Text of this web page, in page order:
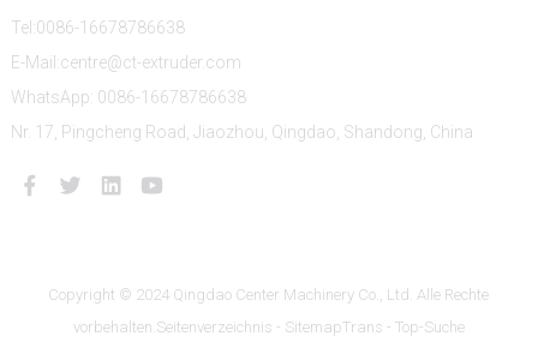
Tel:0086-16678786638
E-Mail:centre@ct-extruder.com
WhatsApp: 0086-16678786638
Nr. 17, Pingcheng Road, Jiaozhou, Qingdao, Shandong, China
Copyright © 2024 Qingdao Center Machinery Co., Ltd. Alle Rechte
vorbehalten.Seitenverzeichnis - SitemapTrans - Top-Suche